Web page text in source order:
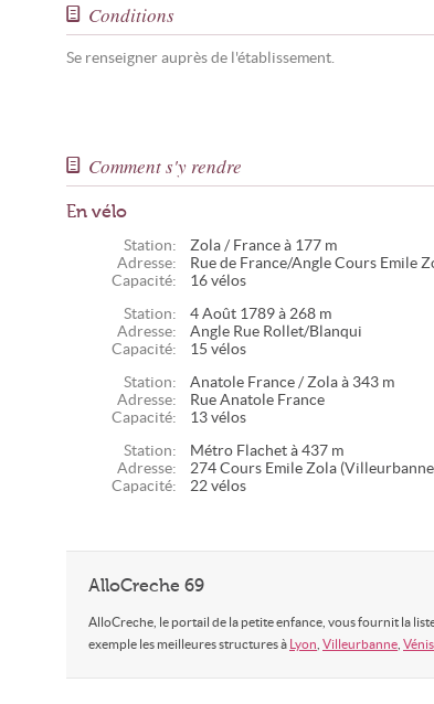
Conditions
Se renseigner auprès de l'établissement.
Comment s'y rendre
En vélo
Station:
Zola / France à 177 m
Adresse:
Rue de France/Angle Cours Emile
Capacité:
16 vélos
Station:
4 Août 1789 à 268 m
Adresse:
Angle Rue Rollet/Blanqui
Capacité:
15 vélos
Station:
Anatole France / Zola à 343 m
Adresse:
Rue Anatole France
Capacité:
13 vélos
Station:
Métro Flachet à 437 m
Adresse:
274 Cours Emile Zola
Capacité:
22 vélos
AlloCreche 69
AlloCreche, le portail de la petite enfance, vous fournit la
exemple les meilleures structures à Lyon Villeurbanne